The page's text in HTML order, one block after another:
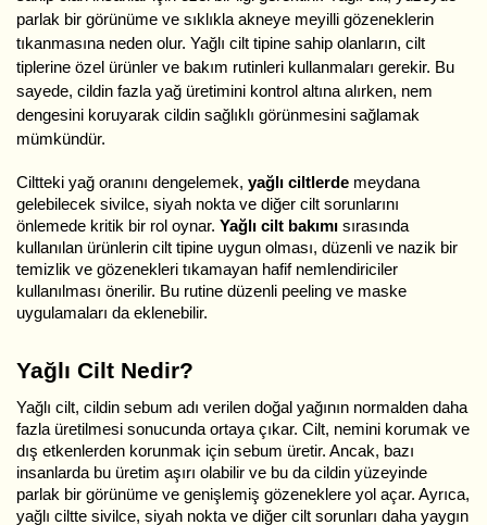
parlak bir görünüme ve sıklıkla akneye meyilli gözeneklerin
tıkanmasına neden olur. Yağlı cilt tipine sahip olanların, cilt
tiplerine özel ürünler ve bakım rutinleri kullanmaları gerekir. Bu
sayede, cildin fazla yağ üretimini kontrol altına alırken, nem
dengesini koruyarak cildin sağlıklı görünmesini sağlamak
mümkündür.
Ciltteki yağ oranını dengelemek, yağlı ciltlerde meydana
gelebilecek sivilce, siyah nokta ve diğer cilt sorunlarını
önlemede kritik bir rol oynar. Yağlı cilt bakımı sırasında
kullanılan ürünlerin cilt tipine uygun olması, düzenli ve nazik bir
temizlik ve gözenekleri tıkamayan hafif nemlendiriciler
kullanılması önerilir. Bu rutine düzenli peeling ve maske
uygulamaları da eklenebilir.
Yağlı Cilt Nedir?
Yağlı cilt, cildin sebum adı verilen doğal yağının normalden daha
fazla üretilmesi sonucunda ortaya çıkar. Cilt, nemini korumak ve
dış etkenlerden korunmak için sebum üretir. Ancak, bazı
insanlarda bu üretim aşırı olabilir ve bu da cildin yüzeyinde
parlak bir görünüme ve genişlemiş gözeneklere yol açar. Ayrıca,
yağlı ciltte sivilce, siyah nokta ve diğer cilt sorunları daha yaygın